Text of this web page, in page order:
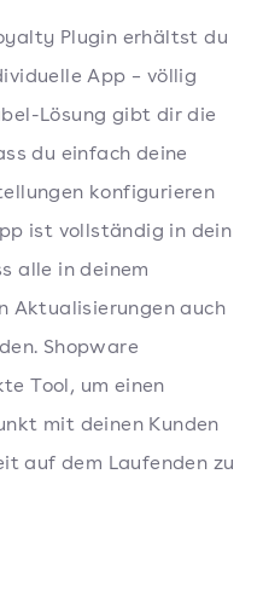
Plugin erhältst du
App – völlig
Lösung gibt dir die
du einfach deine
konfigurieren
ist vollständig in dein
alle in deinem
Aktualisierungen auch
Shopware
Tool, um einen
mit deinen Kunden
auf dem Laufenden zu